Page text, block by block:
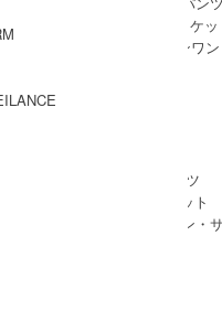
/ アウター・ジャケッ
/ オールインワ
/ ボトムス・パンツ
/ アウター・ジャケット
/ オールインワン・